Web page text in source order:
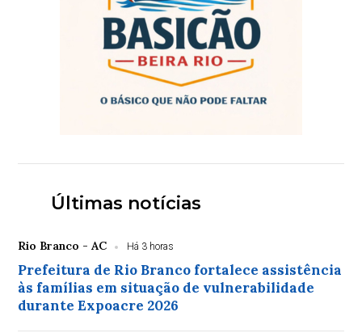
Últimas notícias
Rio Branco - AC Há 3 horas
Prefeitura de Rio Branco fortalece assistência
às famílias em situação de vulnerabilidade
durante Expoacre 2026